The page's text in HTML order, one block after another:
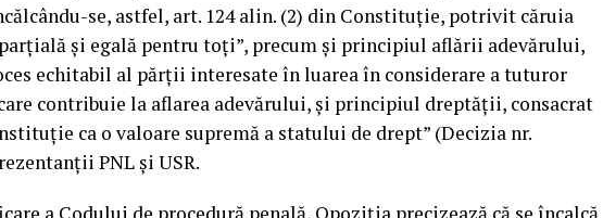
se, astfel, art. 124 alin. (2) din Constituţie, potrivit căruia
şi egală pentru toţi”, precum şi principiul aflării adevărului,
echitabil al părţii interesate în luarea în considerare a tuturor
contribuie la aflarea adevărului, şi principiul dreptăţii, consacrat
ca o valoare supremă a statului de drept” (Decizia nr.
PNL şi USR.